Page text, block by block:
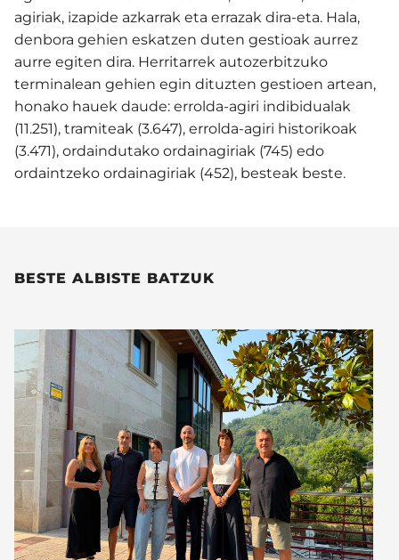
agiriak, izapide azkarrak eta errazak dira-eta. Hala,
denbora gehien eskatzen duten gestioak aurrez
aurre egiten dira. Herritarrek autozerbitzuko
terminalean gehien egin dituzten gestioen artean,
honako hauek daude: errolda-agiri indibidualak
(11.251), tramiteak (3.647), errolda-agiri historikoak
(3.471), ordaindutako ordainagiriak (745) edo
ordaintzeko ordainagiriak (452), besteak beste.
BESTE ALBISTE BATZUK